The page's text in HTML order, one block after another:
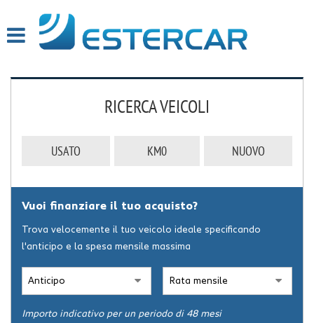
GARANZIA 12 MESI
RICEVIMENTO CLIENTI
RICERCA VEICOLI
USATO KM0 NUOVO
Vuoi finanziare il tuo acquisto?
Trova velocemente il tuo veicolo ideale specificando
l'anticipo e la spesa mensile massima
Importo indicativo per un periodo di 48 mesi